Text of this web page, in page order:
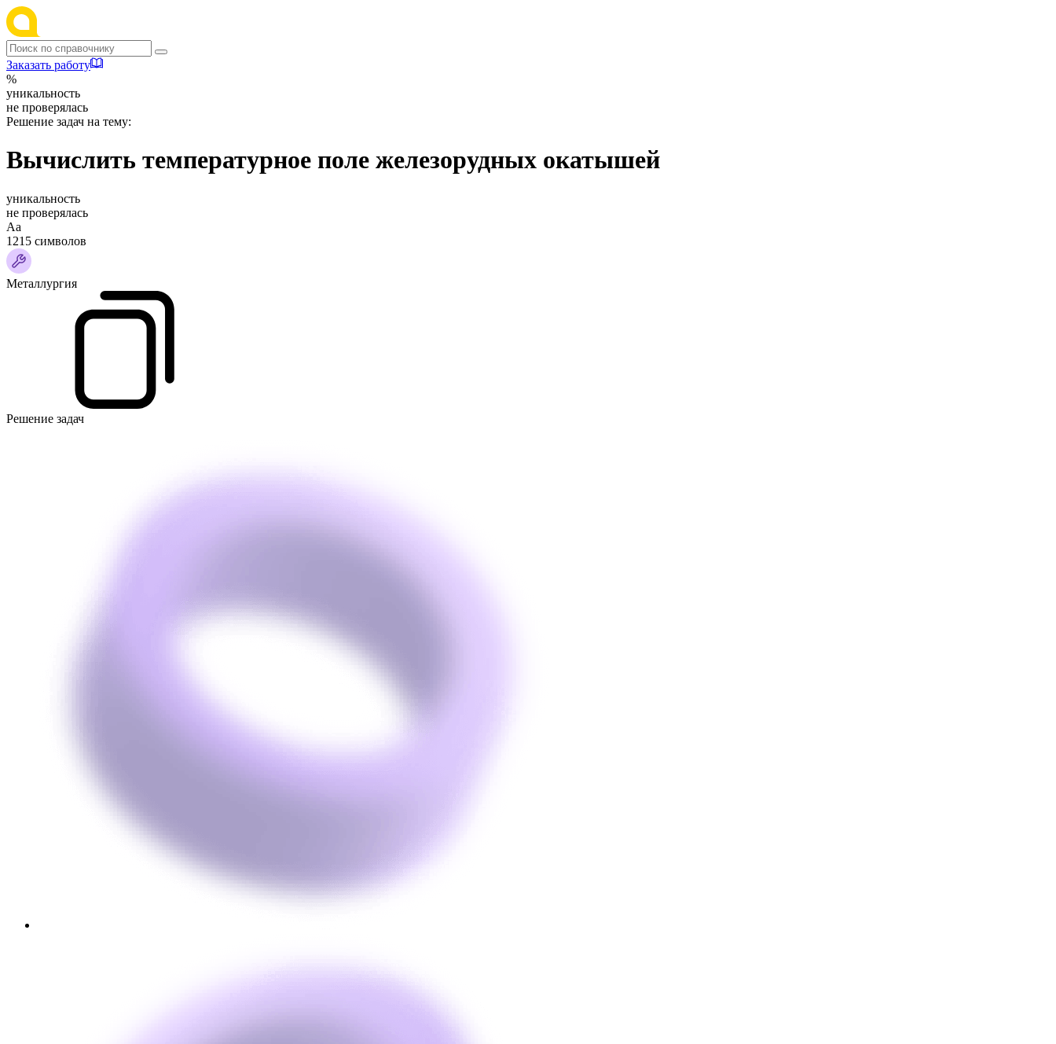
Заказать работу
%
уникальность
не проверялась
Решение задач на тему:
Вычислить температурное поле железорудных окатышей
уникальность
не проверялась
Аа
1215 символов
Металлургия
Решение задач